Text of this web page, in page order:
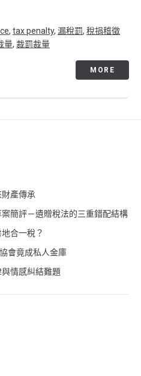
, tax penalty, 漏稅罰, 稅捐稽徵
量, 裁罰裁量
MORE
產傳承
簡評－遺贈稅法的三重錯配結構
合一稅？
會竟成私人金庫
情感糾結難題